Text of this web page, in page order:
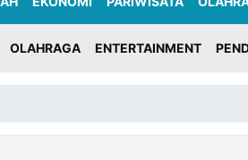
OLAHRAGA ENTERTAINMENT